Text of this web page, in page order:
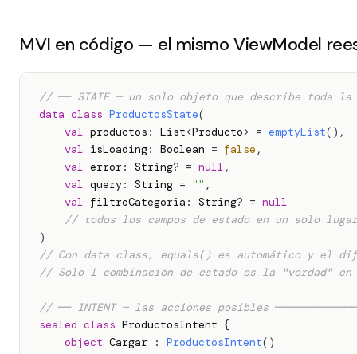
MVI en código — el mismo ViewModel
// ── STATE — un solo objeto que describe toda la
data class ProductosState(
val productos : List<Producto> = emptyList( ) ,
val isLoading: Boolean = false ,
val error : String? = null ,
val query: String = "" ,
val filtroCategoria : String? = null
// todos los campos de estado en un solo lugar
)
// Con data class, equals() es automático y el
// Solo 1 combinación de estado es la "verdad" en
// ── INTENT — las acciones posibles
sealed class ProductosIntent {
object Cargar : ProductosIntent( )